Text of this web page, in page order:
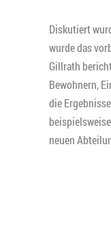
Diskutiert
wurde das
Gillrath
Bewohnern,
die
neuen